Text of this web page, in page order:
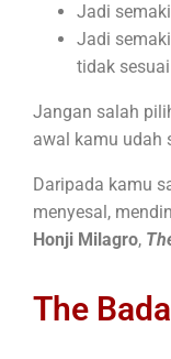
Jadi
Jadi
tidak
Jangan salah
awal kamu udah
Daripada kamu
menyesal,
Honji Milagro,
The